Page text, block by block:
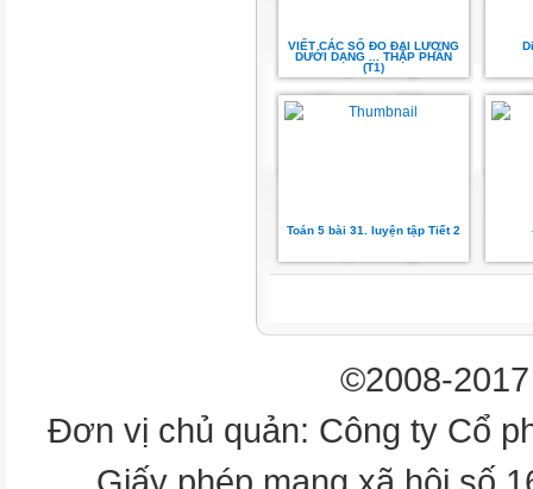
A. 1,023
D. 1,32
VIẾT CÁC SỐ ĐO ĐẠI LƯỢNG
DƯỚI DẠNG ... THẬP PHÂN
(T1)
Toán 5 bài 31. luyện tập Tiết 2
©2008-
Đơn vị chủ quản: Công ty Cổ
Giấy phép mạng xã hội số